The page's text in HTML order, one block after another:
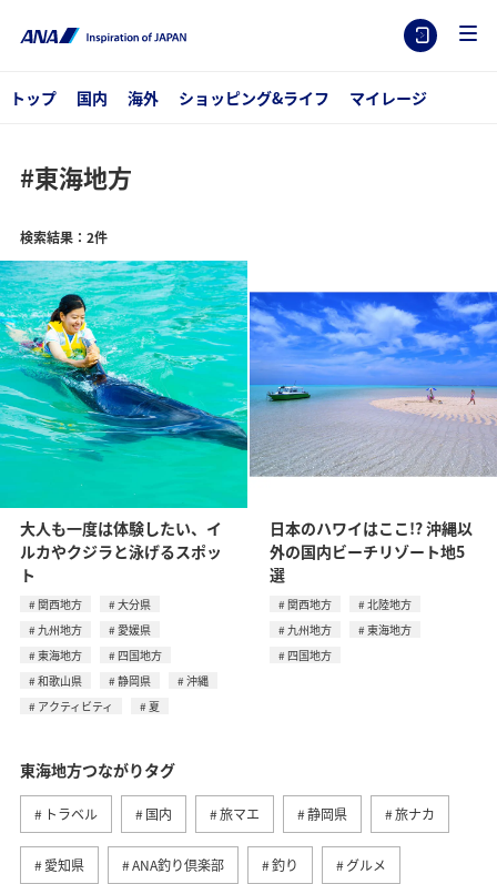
トップ 国内 海外 ショッピング&ライフ マイレージ
#東海地方
検索結果：2件
大人も一度は体験したい、イ
ルカやクジラと泳げるスポッ
ト
関西地方
大分県
九州地方
愛媛県
東海地方
四国地方
和歌山県
静岡県
沖縄
アクティビティ
夏
日本のハワイはここ!? 沖縄以
外の国内ビーチリゾート地5
選
関西地方
北陸地方
九州地方
東海地方
四国地方
東海地方つながりタグ
トラベル 国内 旅マエ 静岡県 旅ナカ
愛知県 ANA釣り倶楽部 釣り グルメ